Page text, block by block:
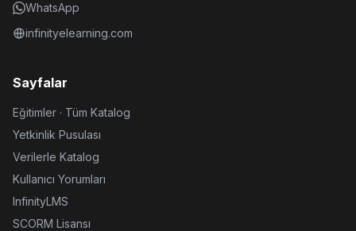
WhatsApp
infinityelearning.com
Sayfalar
Eğitimler · Tüm Katalog
Yetkinlik Pusulası
Verilerle Katalog
Kullanıcı Yorumları
InfinityLMS
SCORM Lisansı